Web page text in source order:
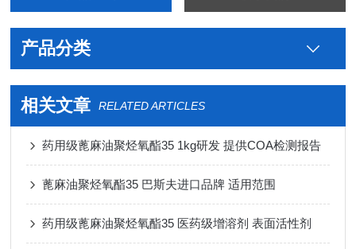
产品分类
相关文章 RELATED ARTICLES
药用级蓖麻油聚烃氧酯35 1kg研发 提供COA检测报告
蓖麻油聚烃氧酯35 巴斯夫进口品牌 适用范围
药用级蓖麻油聚烃氧酯35 医药级增溶剂 表面活性剂